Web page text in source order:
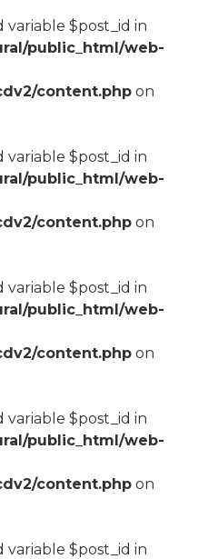
variable $post_id in
public_html/web-
content.phpon
variable $post_id in
public_html/web-
content.phpon
variable $post_id in
public_html/web-
content.phpon
variable $post_id in
public_html/web-
content.phpon
variable $post_id in